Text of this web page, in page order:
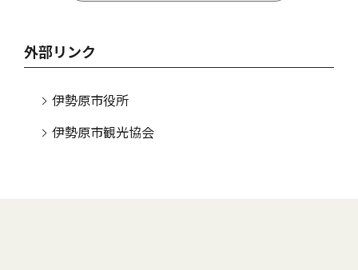
外部リンク
伊勢原市役所
伊勢原市観光協会